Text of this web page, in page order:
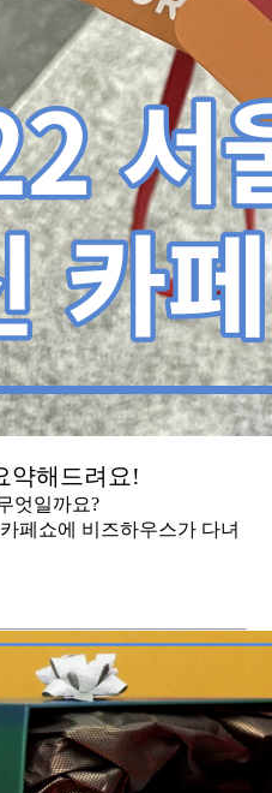
약해드려요!
엇일까요?
페쇼에 비즈하우스가 다녀